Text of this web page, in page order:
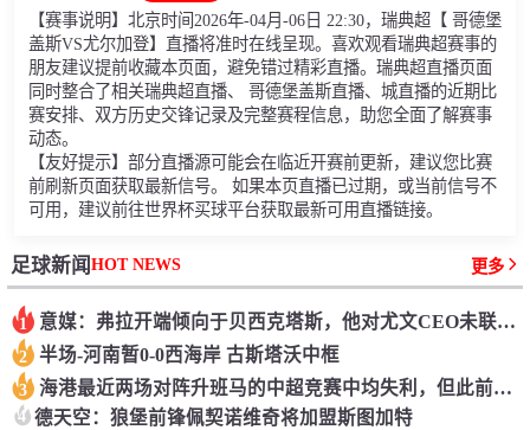
【赛事说明】北京时间2026年-04月-06日 22:30，瑞典超【 哥德堡
盖斯VS尤尔加登】直播将准时在线呈现。喜欢观看瑞典超赛事的
朋友建议提前收藏本页面，避免错过精彩直播。瑞典超直播页面
同时整合了相关瑞典超直播、 哥德堡盖斯直播、城直播的近期比
赛安排、双方历史交锋记录及完整赛程信息，助您全面了解赛事
动态。
【友好提示】部分直播源可能会在临近开赛前更新，建议您比赛
前刷新页面获取最新信号。 如果本页直播已过期，或当前信号不
可用，建议前往世界杯买球平台获取最新可用直播链接。
足球新闻HOT NEWS 更多
1 意媒：弗拉开端倾向于贝西克塔斯，他对尤文CEO未联络他感到绝望
2 半场-河南暂0-0西海岸 古斯塔沃中框
3 海港最近两场对阵升班马的中超竞赛中均失利，但此前曾取过13连胜
4 德天空：狼堡前锋佩契诺维奇将加盟斯图加特